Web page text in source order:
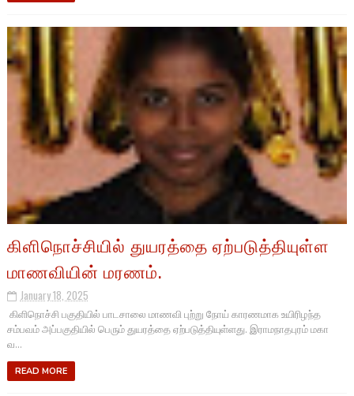
கிளிநொச்சியில் துயரத்தை ஏற்படுத்தியுள்ள
மாணவியின் மரணம்.
January 18, 2025
கிளிநொச்சி பகுதியில் பாடசாலை மாணவி புற்று நோய் காரணமாக உயிரிழந்த
சம்பவம் அப்பகுதியில் பெரும் துயரத்தை ஏற்படுத்தியுள்ளது. இராமநாதபுரம் மகா
வ...
READ MORE